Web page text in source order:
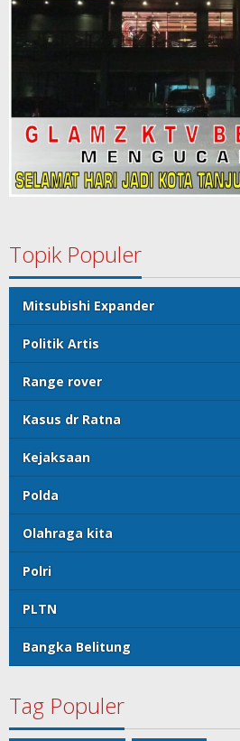
Topik Populer
Mitsubishi Expander
Politik Artis
Range rover
Kasus dr Ratna
Kejaksaan
Polda
Olahraga kita
Polri
PLTN
Bangka Belitung
Tag Populer